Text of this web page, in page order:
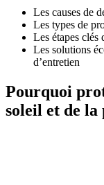
Les causes de
Les types de
Les étapes clés
Les solutions
d’entretien
Pourquoi
soleil et de la